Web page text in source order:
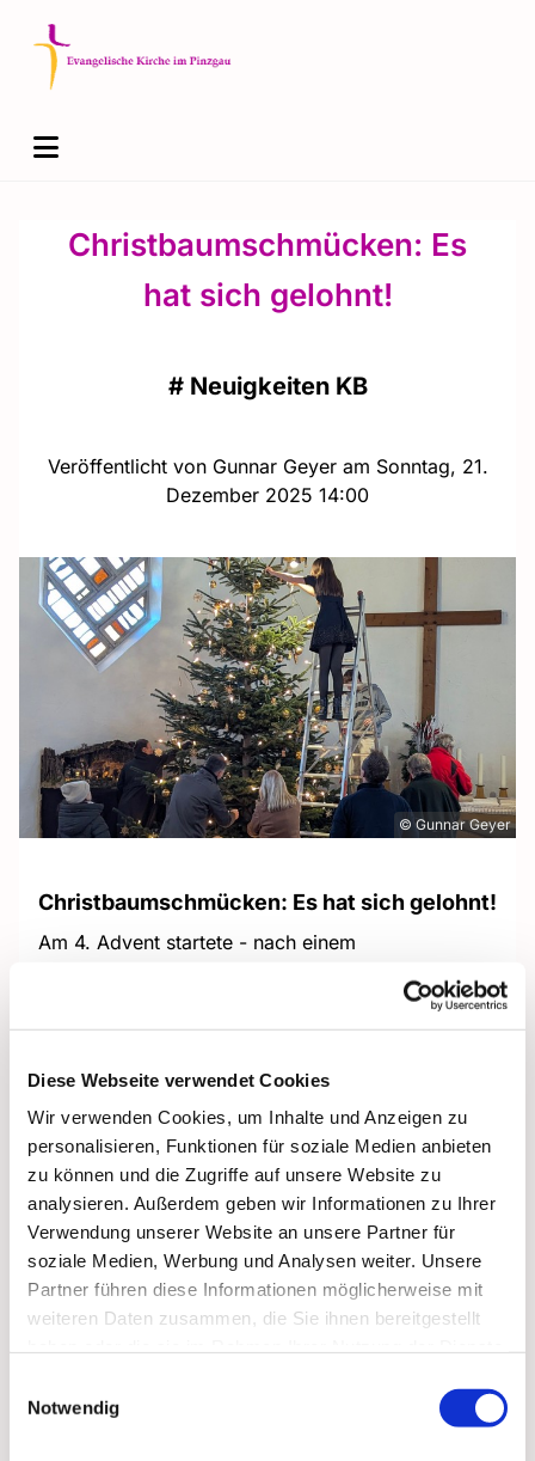
Diese Webseite verwendet Cookies
Wir verwenden Cookies, um Inhalte und Anzeigen zu
personalisieren, Funktionen für soziale Medien anbieten
zu können und die Zugriffe auf unsere Website zu
analysieren. Außerdem geben wir Informationen zu Ihrer
Verwendung unserer Website an unsere Partner für
soziale Medien, Werbung und Analysen weiter. Unsere
Partner führen diese Informationen möglicherweise mit
weiteren Daten zusammen, die Sie ihnen bereitgestellt
Notwendig
Christbaumschmücken: Es
hat sich gelohnt!
# Neuigkeiten KB
Veröffentlicht von Gunnar Geyer am Sonntag, 21.
Dezember 2025 14:00
© Gunnar Geyer
Christbaumschmücken: Es hat sich gelohnt!
Am 4. Advent startete - nach einem
unsere Christbaumschmückparty. Bei Gebäck,
Punsch und beschwingter weihnachtlicher Musik
aufgestellt. Insbesondere Dank unserer fleißigen
Konfis war das Schmücken des Christbaums zügig
erledigt - und das Ergebnis kann sich wirklich
sehen lassen.
Dies könnte Sie auch